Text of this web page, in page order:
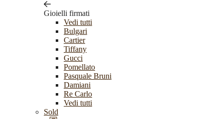
Gioielli firmati
Vedi tutti
Bulgari
Cartier
Tiffany
Gucci
Pomellato
Pasquale Bruni
Damiani
Re Carlo
Vedi tutti
Sold